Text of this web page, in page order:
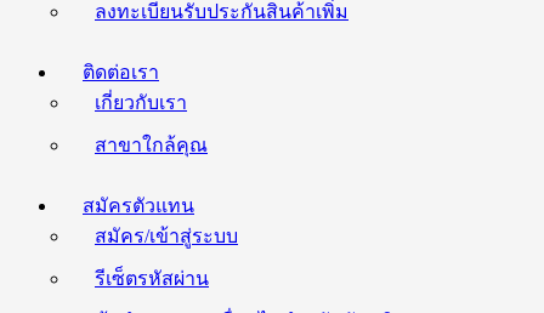
ลงทะเบียนรับประกันสินค้าเพิ่ม
ติดต่อเรา
เกี่ยวกับเรา
สาขาใกล้คุณ
สมัครตัวแทน
สมัคร/เข้าสู่ระบบ
รีเซ็ตรหัสผ่าน